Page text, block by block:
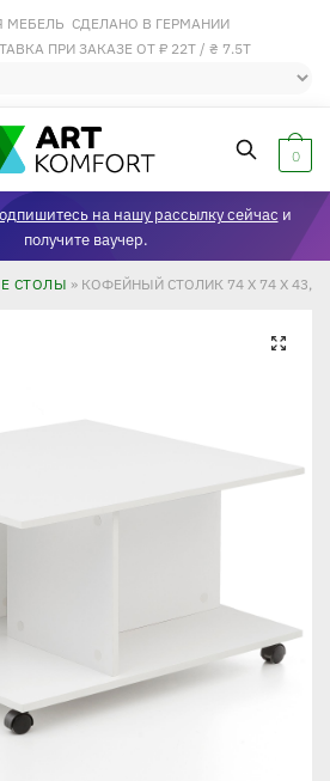
МЕБЕЛЬ СДЕЛАНО В ГЕРМАНИИ
ПРИ ЗАКАЗЕ ОТ ₽ 22Т / ₴ 7.5Т
0
на нашу рассылку сейчас и
получите ваучер.
СТОЛЫ » КОФЕЙНЫЙ СТОЛИК 74 X 74 X
🔍